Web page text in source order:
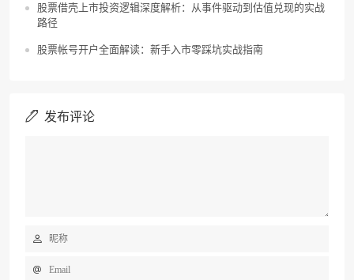
股票借壳上市投资逻辑深度解析：从事件驱动到估值兑现的实战
路径
股票帐号开户全面解读：新手入市零踩坑实战指南
发布评论